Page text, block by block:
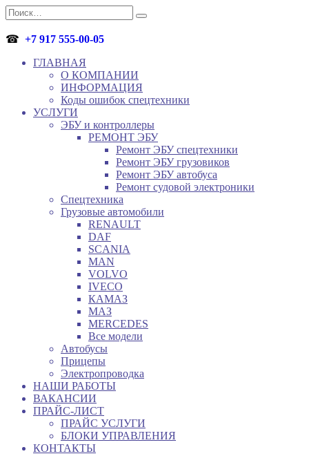
Перейти
к
содержанию
Search
for:
☎ +7 917 555-00-05
ГЛАВНАЯ
О КОМПАНИИ
ИНФОРМАЦИЯ
Коды ошибок спецтехники
УСЛУГИ
ЭБУ и контроллеры
РЕМОНТ ЭБУ
Ремонт ЭБУ спецтехники
Ремонт ЭБУ грузовиков
Ремонт ЭБУ автобуса
Ремонт судовой электроники
Спецтехника
Грузовые автомобили
RENAULT
DAF
SCANIA
MAN
VOLVO
IVECO
КАМАЗ
МАЗ
MERCEDES
Все модели
Автобусы
Прицепы
Электропроводка
НАШИ РАБОТЫ
ВАКАНСИИ
ПРАЙС-ЛИСТ
ПРАЙС УСЛУГИ
БЛОКИ УПРАВЛЕНИЯ
КОНТАКТЫ